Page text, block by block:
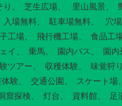
り 芝生広場 里山風景
入場無料 駐車場無料
穴
工場 飛行機工場 食品工
イ 乗馬 園内バス
園内
ツアー 収穫体験
味覚狩り
体験 交通公園 スケート場
窟探検 灯台 資料館 足